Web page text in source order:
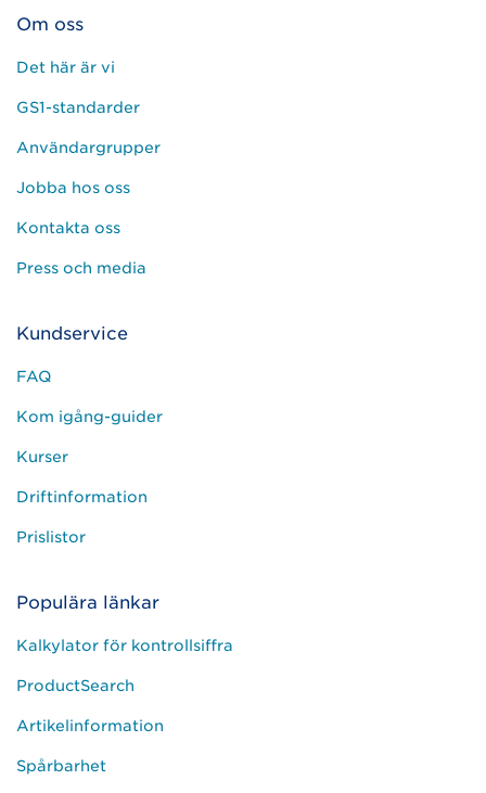
Om oss
Det här är vi
GS1-standarder
Användargrupper
Jobba hos oss
Kontakta oss
Press och media
Kundservice
FAQ
Kom igång-guider
Kurser
Driftinformation
Prislistor
Populära länkar
Kalkylator för kontrollsiffra
ProductSearch
Artikelinformation
Spårbarhet